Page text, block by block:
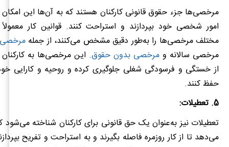
مرخصی‌ها جزء حقوق قانونی کارکنان هستند که به آن‌ها این امکان
امور شخصی خود بپردازند و استراحت کنند. قوانین کار
مختلف مرخصی‌ها را به‌طور دقیق مشخص می‌کنند، از جمله
مرخصی سالانه ومرخصی بدون حقوق. این مرخصی‌ها به
از خستگی و فرسودگی شغلی جلوگیری کرده و روحیه و کارایی
حفظ کنند.
5. تعطیلات:
تعطیلات نیز به‌عنوان یک حق قانونی برای کارکنان شناخته می‌شود
می‌دهد تا از کار روزمره فاصله بگیرند و به استراحت و تفریح